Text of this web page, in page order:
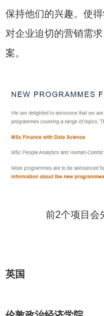
保持他们的兴趣。使
对企业迫切的营销需
案。
前2个项目会
英国